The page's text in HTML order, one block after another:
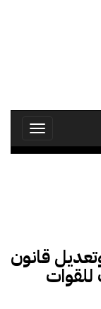
Toggle
قانون
للقوات